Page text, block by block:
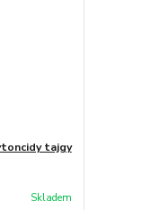
tajgy
Skladem